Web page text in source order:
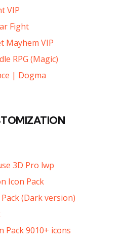
VIP
Fight
Mayhem VIP
RPG (Magic)
| Dogma
3D Pro lwp
Icon Pack
(Dark version)
Pack 9010+ icons